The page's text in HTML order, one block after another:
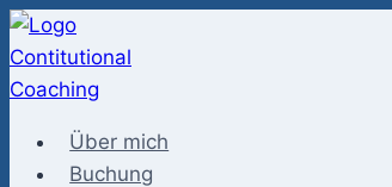
Zum
Inhalt
springen
Über mich
Buchung